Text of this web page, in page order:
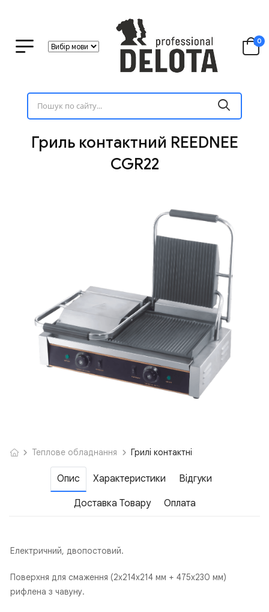
0
Гриль контактний REEDNEE
CGR22
Теплове обладнання Грилі контактні
Опис Характеристики Відгуки
Доставка Товару Оплата
Електричний, двопостовий.
Поверхня для смаження (2х214х214 мм + 475х230 мм)
рифлена з чавуну.